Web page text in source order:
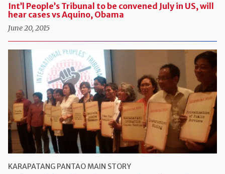
Int’l People’s Tribunal to be convened July in US, will
hear cases vs Aquino, Obama
June 20, 2015
KARAPATANG PANTAOMAIN STORY